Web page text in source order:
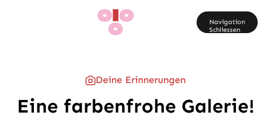
Navigation
Schliessen
Deine Erinnerungen
Eine farbenfrohe Galerie!